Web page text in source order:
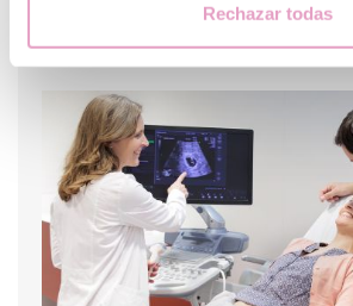
Rechazar todas
chose ?